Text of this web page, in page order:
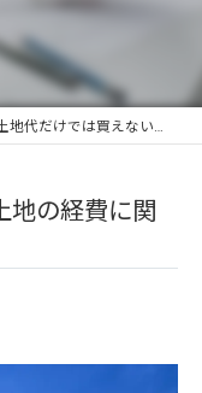
地代だけでは買えない？土地の経費に関して
地の経費に関